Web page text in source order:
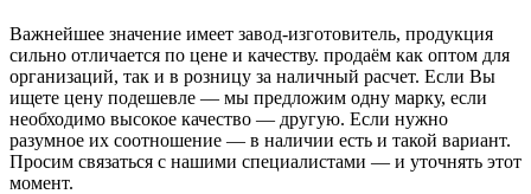
Важнейшее значение имеет завод-изготовитель, продукция
сильно отличается по цене и качеству. продаём как оптом для
организаций, так и в розницу за наличный расчет. Если Вы
ищете цену подешевле — мы предложим одну марку, если
необходимо высокое качество — другую. Если нужно
разумное их соотношение — в наличии есть и такой вариант.
Просим связаться с нашими специалистами — и уточнять этот
момент.